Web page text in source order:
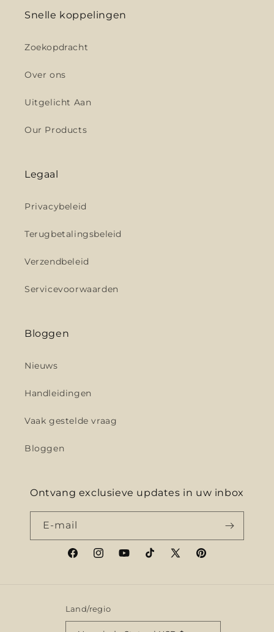
Snelle koppelingen
Zoekopdracht
Over ons
Uitgelicht Aan
Our Products
Legaal
Privacybeleid
Terugbetalingsbeleid
Verzendbeleid
Servicevoorwaarden
Bloggen
Nieuws
Handleidingen
Vaak gestelde vraag
Bloggen
Ontvang exclusieve updates in uw inbox
E‑mail
FacebookInstagramYouTubeTikTokX
Pinterest
Land/regio